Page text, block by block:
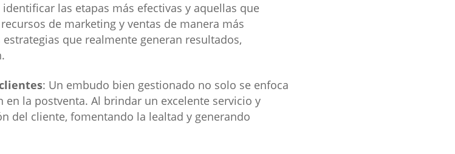
identificar las etapas más efectivas y aquellas que
de marketing y ventas de manera más
que realmente generan resultados,
: Un embudo bien gestionado no solo se enfoca
la postventa. Al brindar un excelente servicio y
del cliente, fomentando la lealtad y generando